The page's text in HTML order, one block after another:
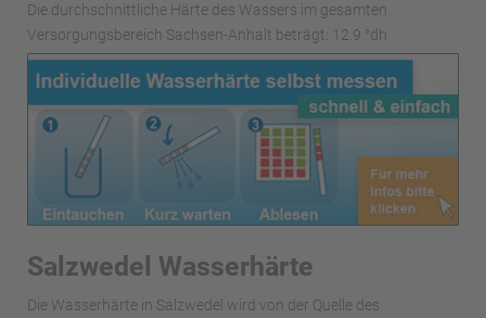
Die durchschnittliche Härte des Wassers im gesamten
Versorgungsbereich Sachsen-Anhalt beträgt: 12.9 °dh
Salzwedel Wasserhärte
Die Wasserhärte in Salzwedel wird von der Quelle des